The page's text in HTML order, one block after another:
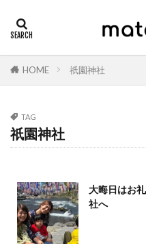
HOME 祇園神社
TAG
祇園神社
大晦日はお
社へ